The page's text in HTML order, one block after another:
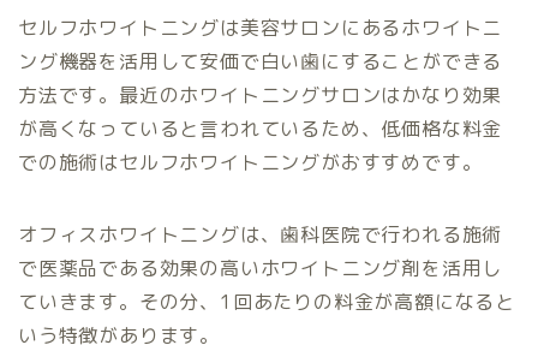
セルフホワイトニングは美容サロンにあるホワイトニ
ング機器を活用して安価で白い歯にすることができる
方法です。最近のホワイトニングサロンはかなり効果
が高くなっていると言われているため、低価格な料金
での施術はセルフホワイトニングがおすすめです。
オフィスホワイトニングは、歯科医院で行われる施術
で医薬品である効果の高いホワイトニング剤を活用し
ていきます。その分、1回あたりの料金が高額になると
いう特徴があります。